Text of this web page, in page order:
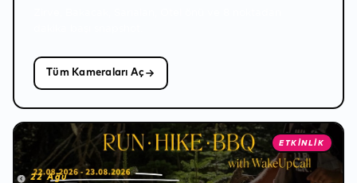
❅
Tüm Kameraları Aç
ETKİNLİK
22 Ağu